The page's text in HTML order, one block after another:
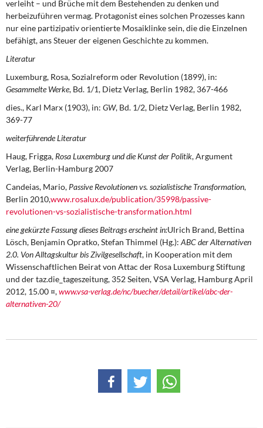
verleiht – und Brüche mit dem Bestehenden zu denken und
herbeizuführen vermag. Protagonist eines solchen Prozesses kann
nur eine partizipativ orientierte Mosaiklinke sein, die die Einzelnen
befähigt, ans Steuer der eigenen Geschichte zu kommen.
Literatur
Luxemburg, Rosa, Sozialreform oder Revolution (1899), in:
Gesammelte Werke, Bd. 1/1, Dietz Verlag, Berlin 1982, 367-466
dies., Karl Marx (1903), in: GW, Bd. 1/2, Dietz Verlag, Berlin 1982,
369-77
weiterführende Literatur
Haug, Frigga, Rosa Luxemburg und die Kunst der Politik, Argument
Verlag, Berlin-Hamburg 2007
Candeias, Mario, Passive Revolutionen vs. sozialistische Transformation,
Berlin 2010,www.rosalux.de/publication/35998/passive-
revolutionen-vs-sozialistische-transformation.html
eine gekürzte Fassung dieses Beitrags erscheint in:Ulrich Brand, Bettina
Lösch, Benjamin Opratko, Stefan Thimmel (Hg.): ABC der Alternativen
2.0. Von Alltagskultur bis Zivilgesellschaft, in Kooperation mit dem
Wissenschaftlichen Beirat von Attac der Rosa Luxemburg Stiftung
und der taz.die_tageszeitung, 352 Seiten, VSA Verlag, Hamburg April
2012, 15.00 ¤,www.vsa-verlag.de/nc/buecher/detail/artikel/abc-der-
alternativen-20/